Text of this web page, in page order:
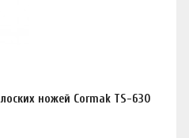
ножей Cormak TS-630